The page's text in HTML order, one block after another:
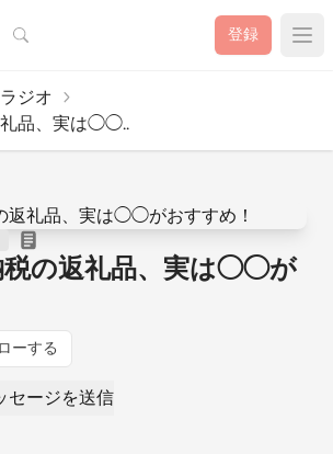
検索 登録
ジオ
礼品、実は◯◯..
税の返礼品、実は◯◯が
ーする
セージを送信